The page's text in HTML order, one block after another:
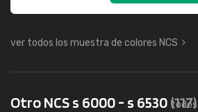
ver todos los muestra de colores NCS
Otro NCS s 6000 - s 6530(117)
todos